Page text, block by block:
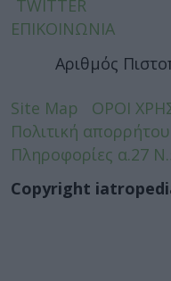
TWITTER
ΕΠΙΚΟΙΝΩΝΙΑ
Αριθμός
Site Map ΟΡΟΙ
Πολιτική απορρήτου
Πληροφορίες α.27
Copyright